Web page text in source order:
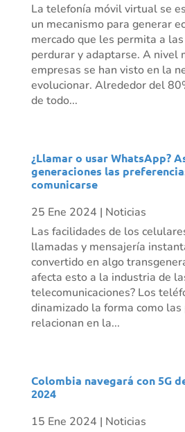
La telefonía móvil virtual se
un mecanismo para generar
mercado que les permita a
perdurar y adaptarse. A nivel
empresas se han visto en la
evolucionar. Alrededor del
de todo...
¿Llamar o usar WhatsApp?
generaciones las
comunicarse
25 Ene 2024 | Noticias
Las facilidades de los
llamadas y mensajería
convertido en algo
afecta esto a la industria de
telecomunicaciones? Los
dinamizado la forma como las
relacionan en la...
Colombia navegará con 5G
2024
15 Ene 2024 | Noticias